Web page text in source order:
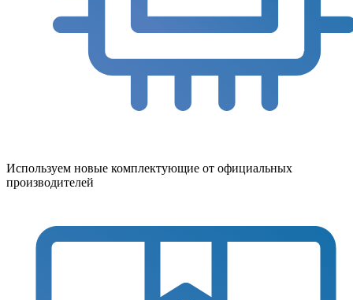
Используем новые комплектующие от официальных
производителей